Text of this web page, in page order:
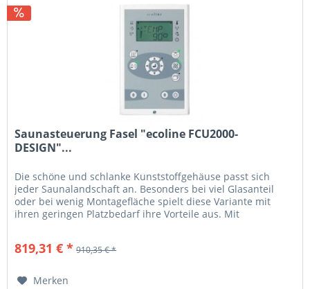
Saunasteuerung Fasel "ecoline FCU2000-
DESIGN"...
Die schöne und schlanke Kunststoffgehäuse passt sich
jeder Saunalandschaft an. Besonders bei viel Glasanteil
oder bei wenig Montagefläche spielt diese Variante mit
ihren geringen Platzbedarf ihre Vorteile aus. Mit
819,31 € * 910,35 € *
Merken